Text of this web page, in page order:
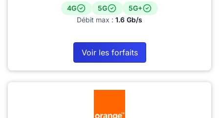
4G 5G
5G+
Débit max : 1.6 Gb/s
Voir les forfaits